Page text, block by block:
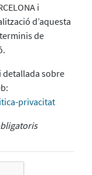
i
d’aquesta
de
sobre
privacitat